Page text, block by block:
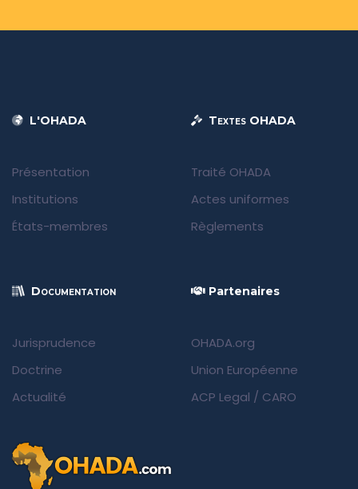
L'OHADA
Présentation
Institutions
États-membres
Textes OHADA
Traité OHADA
Actes uniformes
Règlements
Documentation
Jurisprudence
Doctrine
Actualité
Partenaires
OHADA.org
Union Européenne
ACP Legal / CARO